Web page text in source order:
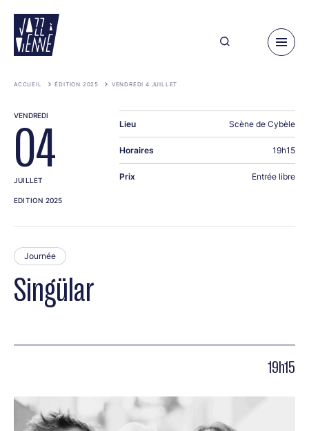
contenu
principal
ACCUEIL ÉDITION 2025 VENDREDI 4 JUILLET
Singülar
Journée
19h15
VENDREDI
04
JUILLET
EDITION 2025
Lieu Scène de Cybèle
Horaires 19h15
Prix Entrée libre